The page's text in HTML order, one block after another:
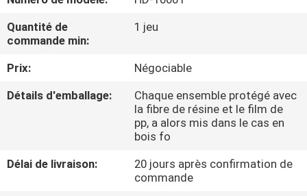
VR
À
PROPOS
DE
VISITE
Quantité de
commande min:
1 jeu
Prix:
Négociable
Détails d'emballage:
Chaque ensemble protégé avec
la fibre de résine et le film de
pp, a alors mis dans le cas en
bois fo
Délai de livraison:
20 jours après confirmation de
commande